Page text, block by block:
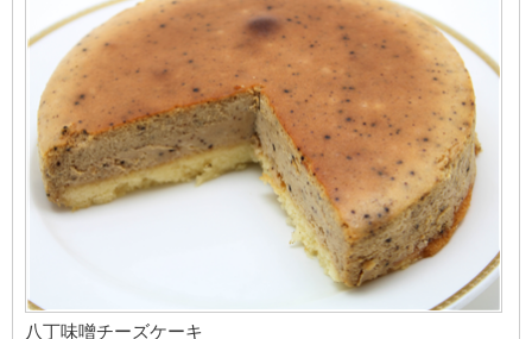
八丁味噌チーズケーキ